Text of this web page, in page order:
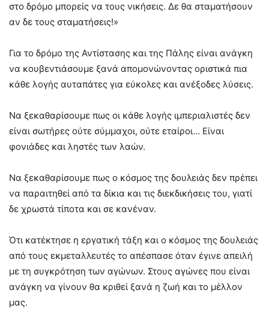
στο δρόμο μπορείς να τους νικήσεις. Δε θα σταματήσουν
αν δε τους σταματήσεις!»
Για το δρόμο της Αντίστασης και της Πάλης είναι ανάγκη
να κουβεντιάσουμε ξανά απομονώνοντας οριστικά πια
κάθε λογής αυταπάτες για εύκολες και ανέξοδες λύσεις.
Να ξεκαθαρίσουμε πως οι κάθε λογής ιμπεριαλιστές δεν
είναι σωτήρες ούτε σύμμαχοι, ούτε εταίροι… Είναι
φονιάδες και ληστές των λαών.
Να ξεκαθαρίσουμε πως ο κόσμος της δουλειάς δεν πρέπει
να παραιτηθεί από τα δίκια και τις διεκδικήσεις του, γιατί
δε χρωστά τίποτα και σε κανέναν.
Ότι κατέκτησε η εργατική τάξη και ο κόσμος της δουλειάς
από τους εκμεταλλευτές το απέσπασε όταν έγινε απειλή
με τη συγκρότηση των αγώνων. Στους αγώνες που είναι
ανάγκη να γίνουν θα κριθεί ξανά η ζωή και το μέλλον
μας.